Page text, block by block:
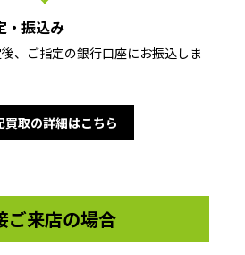
・振込み
、ご指定の銀行口座にお振込しま
買取の詳細はこちら
ご来店の場合